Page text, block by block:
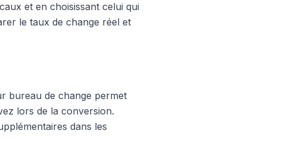
et en choisissant celui qui
le taux de change réel et
bureau de change permet
lors de la conversion.
dans les